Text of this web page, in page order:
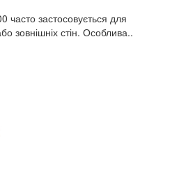
часто застосовується для
зовнішніх стін. Особлива..